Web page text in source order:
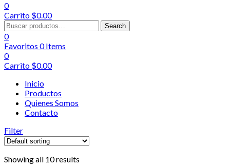
0
Carrito $0.00
Search
for:
Search
0
Favoritos 0 Items
0
Carrito $0.00
Inicio
Productos
Quienes Somos
Contacto
Filter
Showing all 10 results